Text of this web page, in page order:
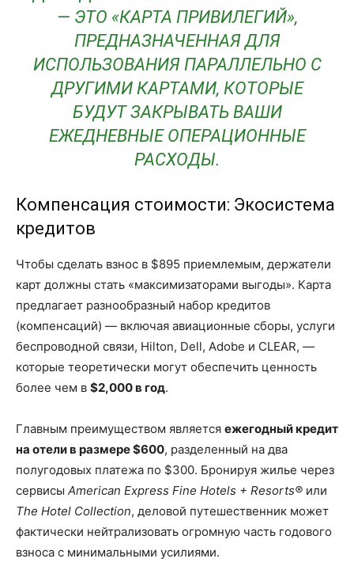
— ЭТО «КАРТА ПРИВИЛЕГИЙ»,
ПРЕДНАЗНАЧЕННАЯ ДЛЯ
ИСПОЛЬЗОВАНИЯ ПАРАЛЛЕЛЬНО С
ДРУГИМИ КАРТАМИ, КОТОРЫЕ
БУДУТ ЗАКРЫВАТЬ ВАШИ
ЕЖЕДНЕВНЫЕ ОПЕРАЦИОННЫЕ
РАСХОДЫ.
Компенсация стоимости: Экосистема
кредитов
Чтобы сделать взнос в $895 приемлемым, держатели
карт должны стать «максимизаторами выгоды». Карта
предлагает разнообразный набор кредитов
(компенсаций) — включая авиационные сборы, услуги
беспроводной связи, Hilton, Dell, Adobe и CLEAR, —
которые теоретически могут обеспечить ценность
более чем в $2,000 в год.
Главным преимуществом является ежегодный кредит
на отели в размере $600, разделенный на два
полугодовых платежа по $300. Бронируя жилье через
сервисы American Express Fine Hotels + Resorts® или
The Hotel Collection, деловой путешественник может
фактически нейтрализовать огромную часть годового
взноса с минимальными усилиями.